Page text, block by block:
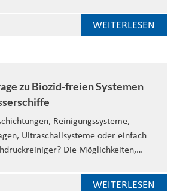
WEITERLESEN
zu Biozid-freien Systemen
Reinigungssysteme,
Ultraschallsysteme oder einfach
Die Möglichkeiten,…
WEITERLESEN